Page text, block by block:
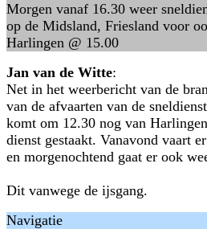
Morgen vanaf 16.30 weer
op de Midsland, Friesland voor
Harlingen @ 15.00
Jan van de Witte:
Net in het weerbericht van de
van de afvaarten van de
komt om 12.30 nog van
dienst gestaakt. Vanavond vaart
en morgenochtend gaat er ook
Dit vanwege de ijsgang.
Navigatie